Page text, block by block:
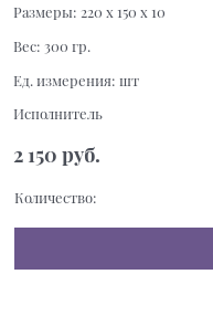
Размеры: 220 x 150 x 10
Вес: 300 гр.
Ед. измерения: шт
Исполнитель
2 150 руб.
Количество: